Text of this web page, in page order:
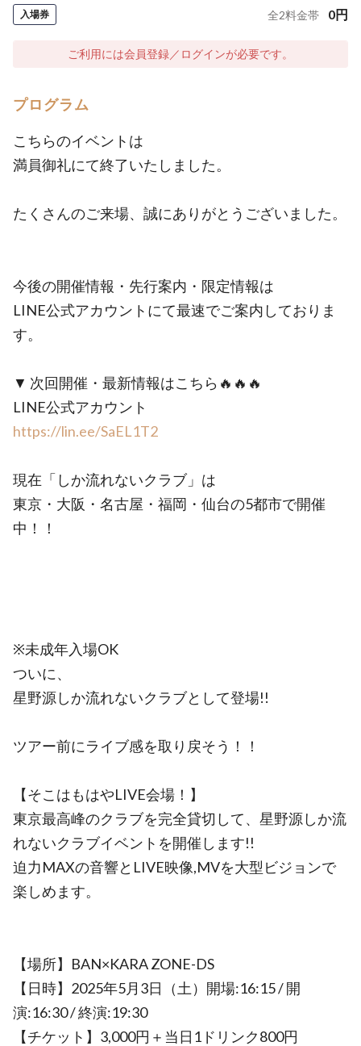
入場券 全2料金帯 0円
ご利用には会員登録／ログインが必要です。
プログラム
こちらのイベントは
満員御礼にて終了いたしました。
たくさんのご来場、誠にありがとうございました。
今後の開催情報・先行案内・限定情報は
LINE公式アカウントにて最速でご案内しておりま
す。
▼ 次回開催・最新情報はこちら🔥🔥🔥
LINE公式アカウント
https://lin.ee/SaEL1T2
現在「しか流れないクラブ」は
東京・大阪・名古屋・福岡・仙台の5都市で開催
中！！
※未成年入場OK
ついに、
星野源しか流れないクラブとして登場!!
ツアー前にライブ感を取り戻そう！！
【そこはもはやLIVE会場！】
東京最高峰のクラブを完全貸切して、星野源しか流
れないクラブイベントを開催します!!
迫力MAXの音響とLIVE映像,MVを大型ビジョンで
楽しめます。
【場所】BAN×KARA ZONE-DS
【日時】2025年5月3日（土）開場:16:15 / 開
演:16:30 / 終演:19:30
【チケット】3,000円＋当日1ドリンク800円